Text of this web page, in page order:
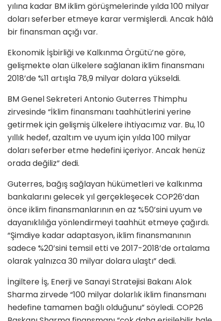
yılına kadar BM iklim görüşmelerinde yılda 100 milyar
doları seferber etmeye karar vermişlerdi. Ancak hâlâ
bir finansman açığı var.
Ekonomik İşbirliği ve Kalkınma Örgütü’ne göre,
gelişmekte olan ülkelere sağlanan iklim finansmanı
2018’de %11 artışla 78,9 milyar dolara yükseldi.
BM Genel Sekreteri Antonio Guterres Thimphu
zirvesinde “İklim finansmanı taahhütlerini yerine
getirmek için gelişmiş ülkelere ihtiyacımız var. Bu, 10
yıllık hedef, azaltım ve uyum için yılda 100 milyar
doları seferber etme hedefini içeriyor. Ancak henüz
orada değiliz” dedi.
Guterres, bağış sağlayan hükümetleri ve kalkınma
bankalarını gelecek yıl gerçekleşecek COP26’dan
önce iklim finansmanlarının en az %50’sini uyum ve
dayanıklılığa yönlendirmeyi taahhüt etmeye çağırdı.
“Şimdiye kadar adaptasyon, iklim finansmanının
sadece %20’sini temsil etti ve 2017-2018’de ortalama
olarak yalnızca 30 milyar dolara ulaştı” dedi.
İngiltere İş, Enerji ve Sanayi Stratejisi Bakanı Alok
Sharma zirvede “100 milyar dolarlık iklim finansmanı
hedefine tamamen bağlı olduğunu” söyledi. COP26